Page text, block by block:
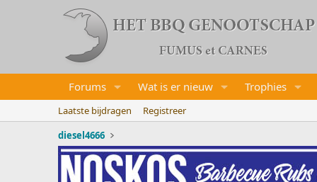
Forums Wat is er nieuw Trophies
Laatste bijdragen
Registreer
diesel4666